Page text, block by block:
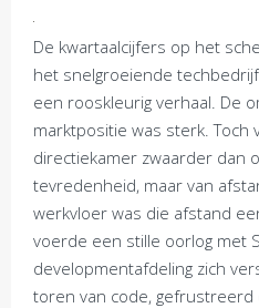
De kwartaalcijfers op het
het snelgroeiende techbedrijf
een rooskleurig verhaal. De
marktpositie was sterk. Toch
directiekamer zwaarder dan
tevredenheid, maar van
werkvloer was die afstand
voerde een stille oorlog met
developmentafdeling zich
toren van code, gefrustreerd